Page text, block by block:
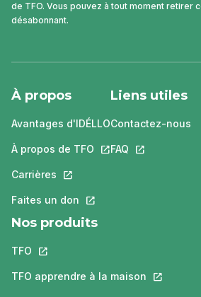
de TFO. Vous pouvez à tout moment retirer
désabonnant.
À propos
Avantages d'IDÉLLO
À propos de TFO Ce lien s'ouvrira
Carrières Ce lien s'ouvrira dans un
Faites un don Ce lien s'ouvrira dans
Liens utiles
Contactez-nous
FAQ Ce lien
Nos produits
TFO Ce lien s'ouvrira dans un nouvel
TFO apprendre à la maison Ce lien